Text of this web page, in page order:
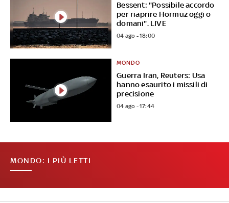
Bessent: "Possibile accordo
per riaprire Hormuz oggi o
domani". LIVE
04 ago - 18:00
Guerra Iran, Reuters: Usa
hanno esaurito i missili di
precisione
MONDO
04 ago - 17:44
MONDO: I PIÙ LETTI